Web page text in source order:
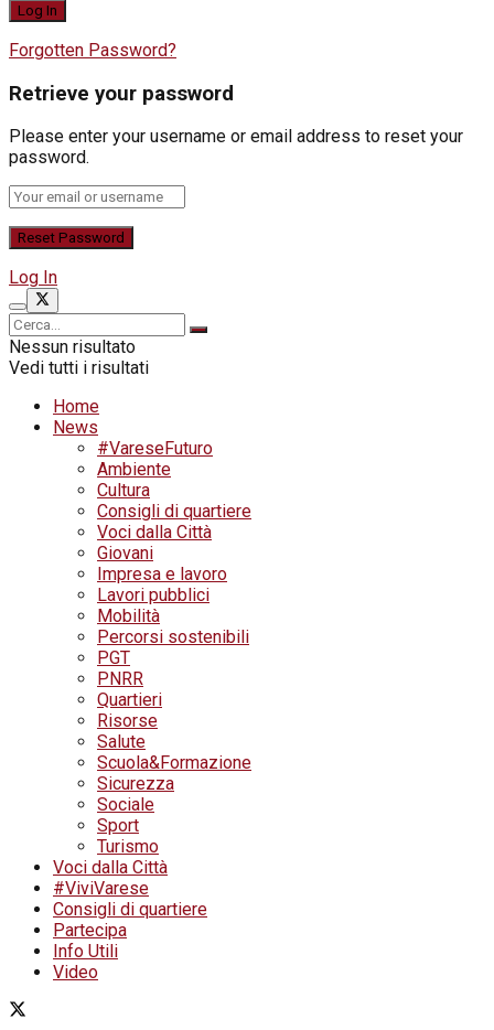
Forgotten Password?
Retrieve your password
Please enter your username or email address to reset your
password.
Log In
Nessun risultato
Vedi tutti i risultati
Home
News
#VareseFuturo
Ambiente
Cultura
Consigli di quartiere
Voci dalla Città
Giovani
Impresa e lavoro
Lavori pubblici
Mobilità
Percorsi sostenibili
PGT
PNRR
Quartieri
Risorse
Salute
Scuola&Formazione
Sicurezza
Sociale
Sport
Turismo
Voci dalla Città
#ViviVarese
Consigli di quartiere
Partecipa
Info Utili
Video